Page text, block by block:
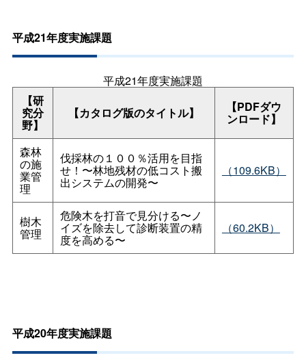
平成21年度実施課題
平成21年度実施課題
【研
究分
野】
【カタログ版のタイトル】 【PDFダウ
ンロード】
森林
の施
業管
理
伐採林の１００％活用を目指
せ！〜林地残材の低コスト搬
出システムの開発〜
（109.6KB）
樹木
管理
危険木を打音で見分ける〜ノ
イズを除去して診断装置の精
度を高める〜
（60.2KB）
平成20年度実施課題